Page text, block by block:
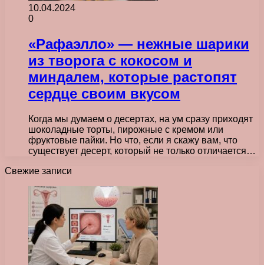
10.04.2024
0
«Рафаэлло» — нежные шарики
из творога с кокосом и
миндалем, которые растопят
сердце своим вкусом
Когда мы думаем о десертах, на ум сразу приходят
шоколадные торты, пирожные с кремом или
фруктовые пайки. Но что, если я скажу вам, что
существует десерт, который не только отличается…
Свежие записи